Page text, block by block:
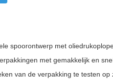
spoorontwerp met
met gemakkelijk en
van de verpakking te testen